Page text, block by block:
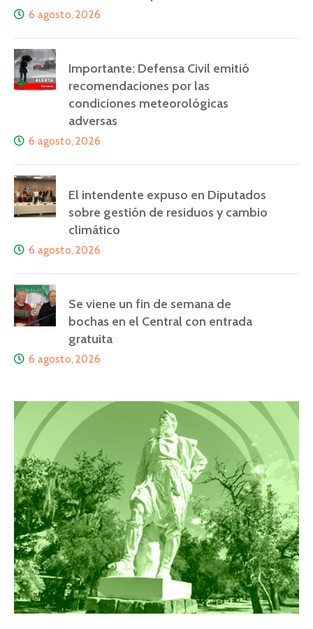
6 agosto, 2026
Importante: Defensa Civil emitió
recomendaciones por las
condiciones meteorológicas
adversas
6 agosto, 2026
El intendente expuso en Diputados
sobre gestión de residuos y cambio
climático
6 agosto, 2026
Se viene un fin de semana de
bochas en el Central con entrada
gratuita
6 agosto, 2026